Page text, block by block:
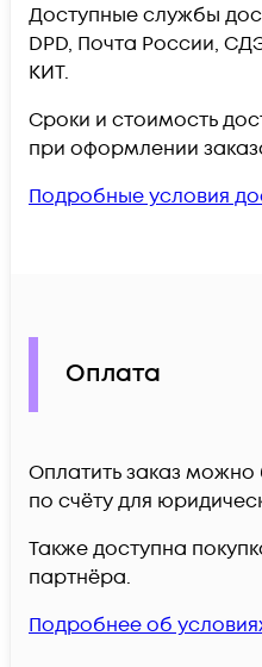
Доступные службы
DPD, Почта России,
КИТ.
Сроки и стоимость
при оформлении
Подробные условия
Оплата
Оплатить заказ можно
по счёту для
Также доступна
партнёра.
Подробнее об